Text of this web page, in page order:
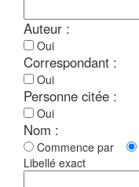
Auteur :
Oui
Correspondant :
Oui
Personne citée :
Oui
Nom :
Commence par
Libellé exact